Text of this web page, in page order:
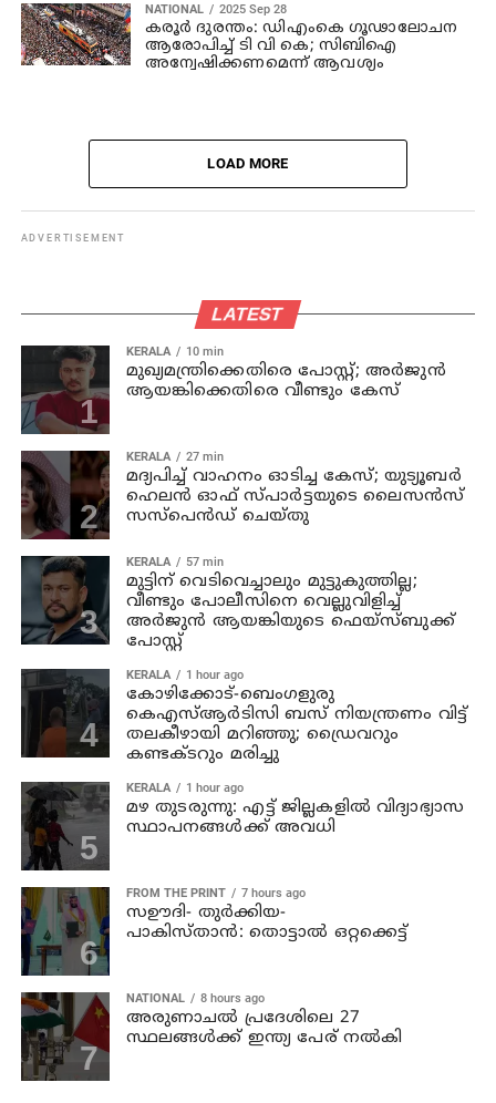
NATIONAL 2025 Sep 28
കരൂർ ദുരന്തം: ഡിഎംകെ ഗൂഢാലോചന
ആരോപിച്ച് ടി വി കെ; സിബിഐ
അന്വേഷിക്കണമെന്ന് ആവശ്യം
LOAD MORE
ADVERTISEMENT
LATEST
KERALA 10 min
മുഖ്യമന്ത്രിക്കെതിരെ പോസ്റ്റ്; അര്‍ജുന്‍
ആയങ്കിക്കെതിരെ വീണ്ടും കേസ്
KERALA 27 min
മദ്യപിച്ച് വാഹനം ഓടിച്ച കേസ്; യുട്യൂബര്‍
ഹെലന്‍ ഓഫ് സ്പാര്‍ട്ടയുടെ ലൈസന്‍സ്
സസ്പെന്‍ഡ് ചെയ്തു
KERALA 57 min
മുട്ടിന് വെടിവെച്ചാലും മുട്ടുകുത്തില്ല;
വീണ്ടും പോലീസിനെ വെല്ലുവിളിച്ച്
അര്‍ജുന്‍ ആയങ്കിയുടെ ഫെയ്‌സ്ബുക്ക്
പോസ്റ്റ്
KERALA 1 hour ago
കോഴിക്കോട്-ബെംഗളുരു
കെഎസ്ആര്‍ടിസി ബസ് നിയന്ത്രണം വിട്ട്
തലകീഴായി മറിഞ്ഞു; ഡ്രൈവറും
കണ്ടക്ടറും മരിച്ചു
KERALA 1 hour ago
മഴ തുടരുന്നു: എട്ട് ജില്ലകളില്‍ വിദ്യാഭ്യാസ
സ്ഥാപനങ്ങള്‍ക്ക് അവധി
FROM THE PRINT 7 hours ago
സഊദി- തുർക്കിയ-
പാകിസ്താൻ: തൊട്ടാൽ ഒറ്റക്കെട്ട്
NATIONAL 8 hours ago
അരുണാചല്‍ പ്രദേശിലെ 27
സ്ഥലങ്ങള്‍ക്ക് ഇന്ത്യ പേര് നല്‍കി